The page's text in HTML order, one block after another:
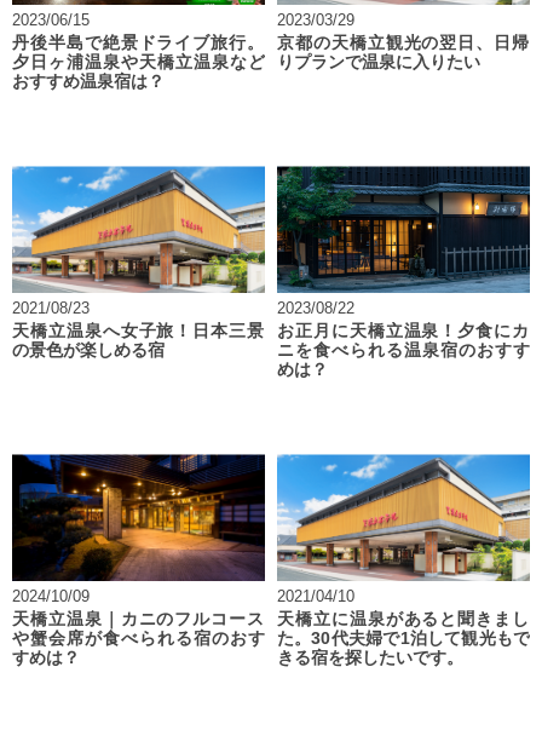
2023/06/15
丹後半島で絶景ドライブ旅行。
夕日ヶ浦温泉や天橋立温泉など
おすすめ温泉宿は？
2023/03/29
京都の天橋立観光の翌日、日帰
りプランで温泉に入りたい
2021/08/23
天橋立温泉へ女子旅！日本三景
の景色が楽しめる宿
2023/08/22
お正月に天橋立温泉！夕食にカ
ニを食べられる温泉宿のおすす
めは？
2024/10/09
天橋立温泉｜カニのフルコース
や蟹会席が食べられる宿のおす
すめは？
2021/04/10
天橋立に温泉があると聞きまし
た。30代夫婦で1泊して観光もで
きる宿を探したいです。